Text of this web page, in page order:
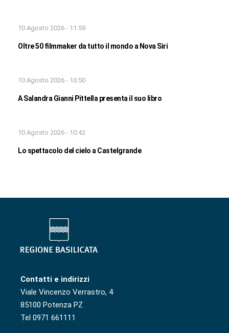
10 Agosto 2026 - 11:59
Oltre 50 filmmaker da tutto il mondo a Nova Siri
10 Agosto 2026 - 10:50
A Salandra Gianni Pittella presenta il suo libro
10 Agosto 2026 - 10:42
Lo spettacolo del cielo a Castelgrande
Contatti e indirizzi
Viale Vincenzo Verrastro, 4
85100 Potenza PZ
Tel 0971 661111